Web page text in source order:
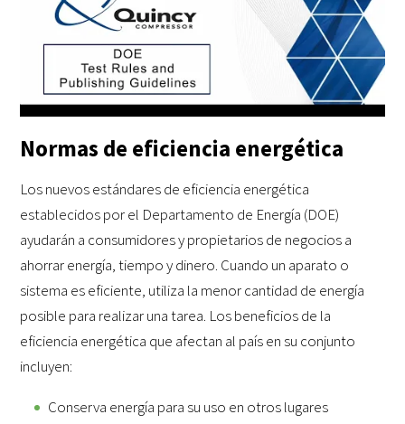
Normas de eficiencia energética
Los nuevos estándares de eficiencia energética
establecidos por el Departamento de Energía (DOE)
ayudarán a consumidores y propietarios de negocios a
ahorrar energía, tiempo y dinero. Cuando un aparato o
sistema es eficiente, utiliza la menor cantidad de energía
posible para realizar una tarea. Los beneficios de la
eficiencia energética que afectan al país en su conjunto
incluyen:
Conserva energía para su uso en otros lugares